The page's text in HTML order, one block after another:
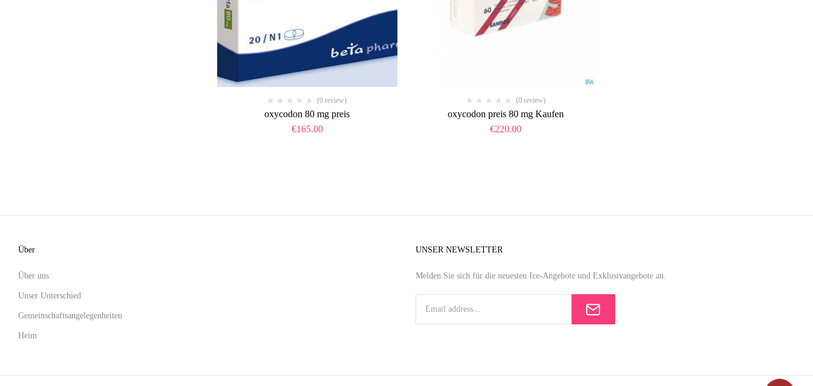
(0 review)
oxycodon 80 mg preis
€165.00
(0 review)
oxycodon preis 80 mg Kaufen
€220.00
Über
Über uns
Unser Unterschied
Gemeinschaftsangelegenheiten
Heim
UNSER NEWSLETTER
Melden Sie sich für die neuesten Ice-Angebote und Exklusivangebote an.